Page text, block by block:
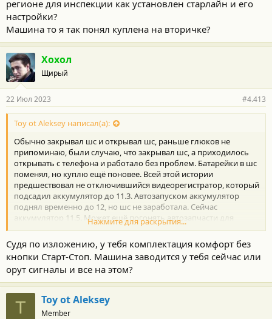
водительскую дверь, затем вставьте ключ в зажигание,
закройте водительскую дверь и проверните ключ в положение
ACC (не заводить двигатель!), а затем выкл и вытащите ключ из
зажигания.
5. Центральный замок должен клацнуть, это сигнал ввода
автомобиля в режим программирования. Если этого не
произошло — повторите шаги 1-4.
6. В течение 40 секунд нажмите одновременно кнопки
открытия и закрытия на брелоке на 1,5 сек.
7. Сразу после того, как отпустите две кнопки согласно пункта 6
— нажмите кнопку закрытия на брелоке (lock) на 2 секунды — в
течение 3 секунд сработает центральный замок (клацнет) если
все прошло успешно. Если ЦЗ не клацнул или клацнул дважды
— брелок не запрограммировался — повторите пункты 6-7.
8. Сразу за первым брелком (в течении 40 сек) можно
запрограммировать второй и третий следуя пунктам 6-7.
9. Откройте водительскую дверь
регионе для инспекции как установлен старлайн и его
настройки?
Машина то я так понял куплена на вторичке?
Хохол
Щирый
22 Июл 2023 #4.413
Toy ot Aleksey написал(а):
Обычно закрывал шс и открывал шс, раньше глюков не
припоминаю, были случаю, что закрывал шс, а приходилось
открывать с телефона и работало без проблем. Батарейки в шс
поменял, но куплю ещё поновее. Всей этой истории
предшествовал не отключившийся видеорегистратор, который
подсадил аккумулятор до 11.3. Автозапуском аккумулятор
поднял временно до 12, но шс не заработала. Сейчас
аккумулятор 11.5. Может ещё погонять автозапчасти для
дозарядки? Сервисмены говорят воет шс, а не их сигнализация.
Местный кулибин предположил что авто не видит брелки шс...
Нажмите для раскрытия...
Судя по изложению, у тебя комплектация комфорт без
кнопки Старт-Стоп. Машина заводится у тебя сейчас или
орут сигналы и все на этом?
T Toy ot Aleksey
Member